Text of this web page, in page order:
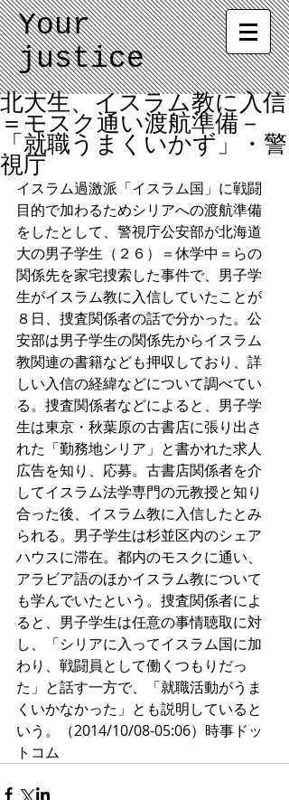
Your
justice
北大生、イスラム教に入信
＝モスク通い渡航準備－
「就職うまくいかず」・警
視庁
イスラム過激派「イスラム国」に戦闘
目的で加わるためシリアへの渡航準備
をしたとして、警視庁公安部が北海道
大の男子学生（２６）＝休学中＝らの
関係先を家宅捜索した事件で、男子学
生がイスラム教に入信していたことが
８日、捜査関係者の話で分かった。公
安部は男子学生の関係先からイスラム
教関連の書籍なども押収しており、詳
しい入信の経緯などについて調べてい
る。捜査関係者などによると、男子学
生は東京・秋葉原の古書店に張り出さ
れた「勤務地シリア」と書かれた求人
広告を知り、応募。古書店関係者を介
してイスラム法学専門の元教授と知り
合った後、イスラム教に入信したとみ
られる。男子学生は杉並区内のシェア
ハウスに滞在。都内のモスクに通い、
アラビア語のほかイスラム教について
も学んでいたという。捜査関係者によ
ると、男子学生は任意の事情聴取に対
し、「シリアに入ってイスラム国に加
わり、戦闘員として働くつもりだっ
た」と話す一方で、「就職活動がうま
くいかなかった」とも説明していると
いう。（2014/10/08-05:06）時事ドッ
トコム